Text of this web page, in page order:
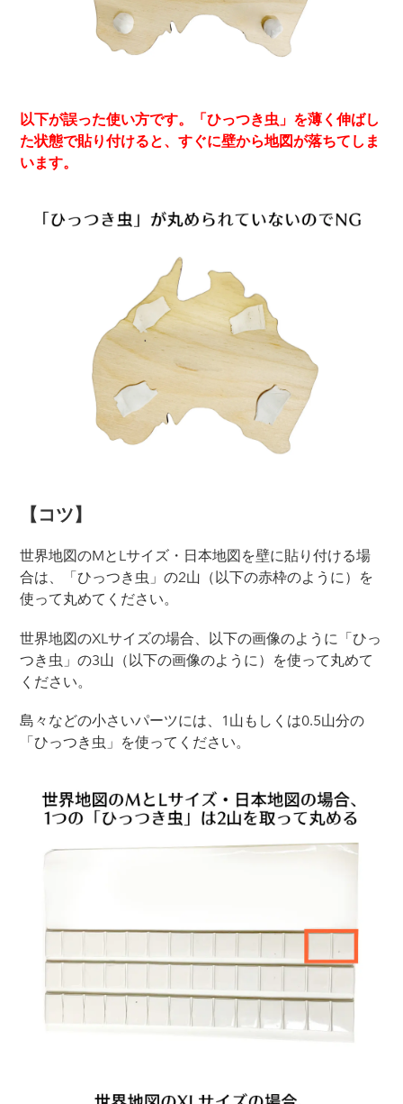
以下が誤った使い方です。「ひっつき虫」を薄く伸ばし
た状態で貼り付けると、すぐに壁から地図が落ちてしま
います。
【コツ】
世界地図のMとLサイズ・日本地図を壁に貼り付ける場
合は、「ひっつき虫」の2山（以下の赤枠のように）を
使って丸めてください。
世界地図のXLサイズの場合、以下の画像のように「ひっ
つき虫」の3山（以下の画像のように）を使って丸めて
ください。
島々などの小さいパーツには、1山もしくは0.5山分の
「ひっつき虫」を使ってください。